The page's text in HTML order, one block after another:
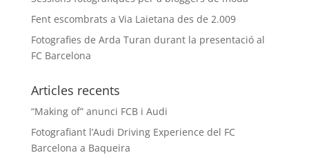
Fent escombrats a Via Laietana des de 2.009
Fotografies de Arda Turan durant la presentació al
FC Barcelona
Articles recents
“Making of” anunci FCB i Audi
Fotografiant l’Audi Driving Experience del FC
Barcelona a Baqueira